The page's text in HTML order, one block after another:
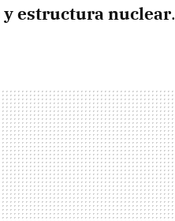
estructura nuclear.